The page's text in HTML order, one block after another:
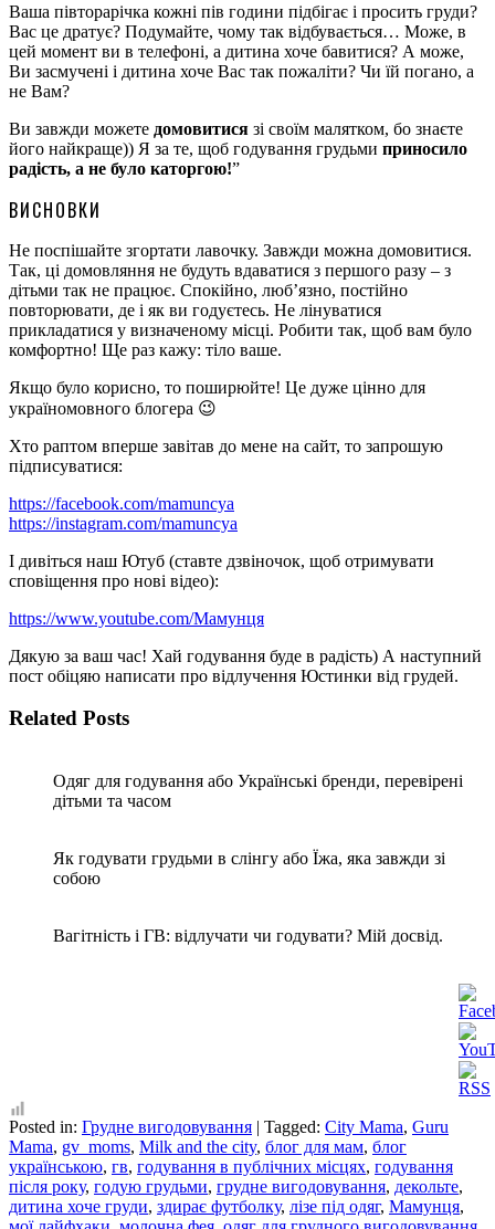
Ваша півторарічка кожні пів години підбігає і просить груди?
Вас це дратує? Подумайте, чому так відбувається… Може, в
цей момент ви в телефоні, а дитина хоче бавитися? А може,
Ви засмучені і дитина хоче Вас так пожаліти? Чи їй погано, а
не Вам?
Ви завжди можете домовитися зі своїм малятком, бо знаєте
його найкраще)) Я за те, щоб годування грудьми приносило
радість, а не було каторгою!”
ВИСНОВКИ
Не поспішайте згортати лавочку. Завжди можна домовитися.
Так, ці домовляння не будуть вдаватися з першого разу – з
дітьми так не працює. Спокійно, люб’язно, постійно
повторювати, де і як ви годуєтесь. Не лінуватися
прикладатися у визначеному місці. Робити так, щоб вам було
комфортно! Ще раз кажу: тіло ваше.
Якщо було корисно, то поширюйте! Це дуже цінно для
україномовного блогера 😉
Хто раптом вперше завітав до мене на сайт, то запрошую
підписуватися:
https://facebook.com/mamuncya
https://instagram.com/mamuncya
І дивіться наш Ютуб (ставте дзвіночок, щоб отримувати
сповіщення про нові відео):
https://www.youtube.com/Мамунця
Дякую за ваш час! Хай годування буде в радість) А наступний
пост обіцяю написати про відлучення Юстинки від грудей.
Related Posts
Одяг для годування або Українські бренди, перевірені
дітьми та часом
Як годувати грудьми в слінгу або Їжа, яка завжди зі
собою
Вагітність і ГВ: відлучати чи годувати? Мій досвід.
Posted in: Грудне вигодовування | Tagged: City Mama, Guru
Mama, gv_moms, Milk and the city, блог для мам, блог
українською, гв, годування в публічних місцях, годування
після року, годую грудьми, грудне вигодовування, декольте,
дитина хоче груди, здирає футболку, лізе під одяг, Мамунця,